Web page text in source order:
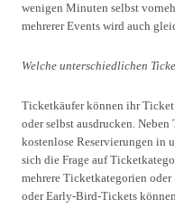
wenigen Minuten selbst
mehrerer Events wird auch
Welche unterschiedlichen
Ticketkäufer können ihr
oder selbst ausdrucken.
kostenlose Reservierungen in
sich die Frage auf
mehrere Ticketkategorien
oder Early-Bird-Tickets